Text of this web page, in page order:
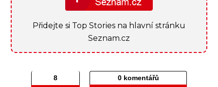
Přidejte si Top Stories na hlavní stránku
Seznam.cz
0 komentářů